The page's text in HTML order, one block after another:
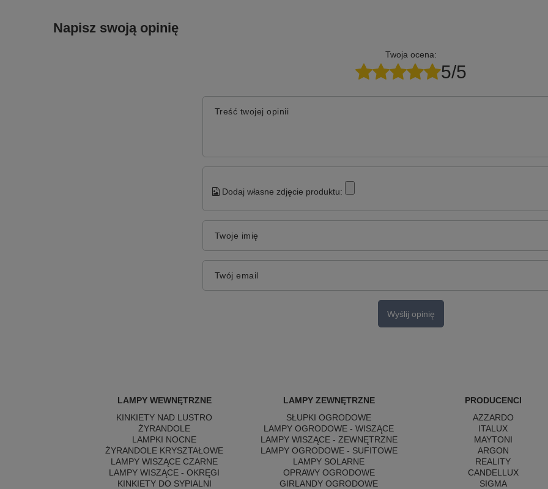
Napisz swoją opinię
Twoja ocena:
5/5
Treść twojej opinii
Dodaj własne zdjęcie produktu:
Twoje imię
Twój email
Wyślij opinię
LAMPY WEWNĘTRZNE
KINKIETY NAD LUSTRO
ŻYRANDOLE
LAMPKI NOCNE
ŻYRANDOLE KRYSZTAŁOWE
LAMPY WISZĄCE CZARNE
LAMPY WISZĄCE - OKRĘGI
KINKIETY DO SYPIALNI
LAMPY ZEWNĘTRZNE
SŁUPKI OGRODOWE
LAMPY OGRODOWE - WISZĄCE
LAMPY WISZĄCE - ZEWNĘTRZNE
LAMPY OGRODOWE - SUFITOWE
LAMPY SOLARNE
OPRAWY OGRODOWE
GIRLANDY OGRODOWE
PRODUCENCI
AZZARDO
ITALUX
MAYTONI
ARGON
REALITY
CANDELLUX
SIGMA